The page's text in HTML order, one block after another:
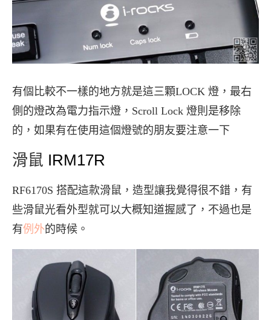
有個比較不一樣的地方就是這三顆LOCK 燈，最右
側的燈改為電力指示燈，Scroll Lock 燈則是移除
的，如果有在使用這個燈號的朋友要注意一下
滑鼠 IRM17R
RF6170S 搭配這款滑鼠，造型讓我覺得很不錯，有
些滑鼠光看外型就可以大概知道握感了，不過也是
有例外的時候。